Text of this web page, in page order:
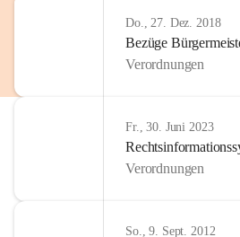
Do., 27. Dez. 2018
Bezüge
Verordnungen
Fr., 30. Juni 2023
Verordnungen
So., 9. Sept. 2012